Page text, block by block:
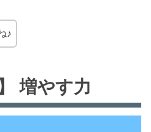
♪
増やす力